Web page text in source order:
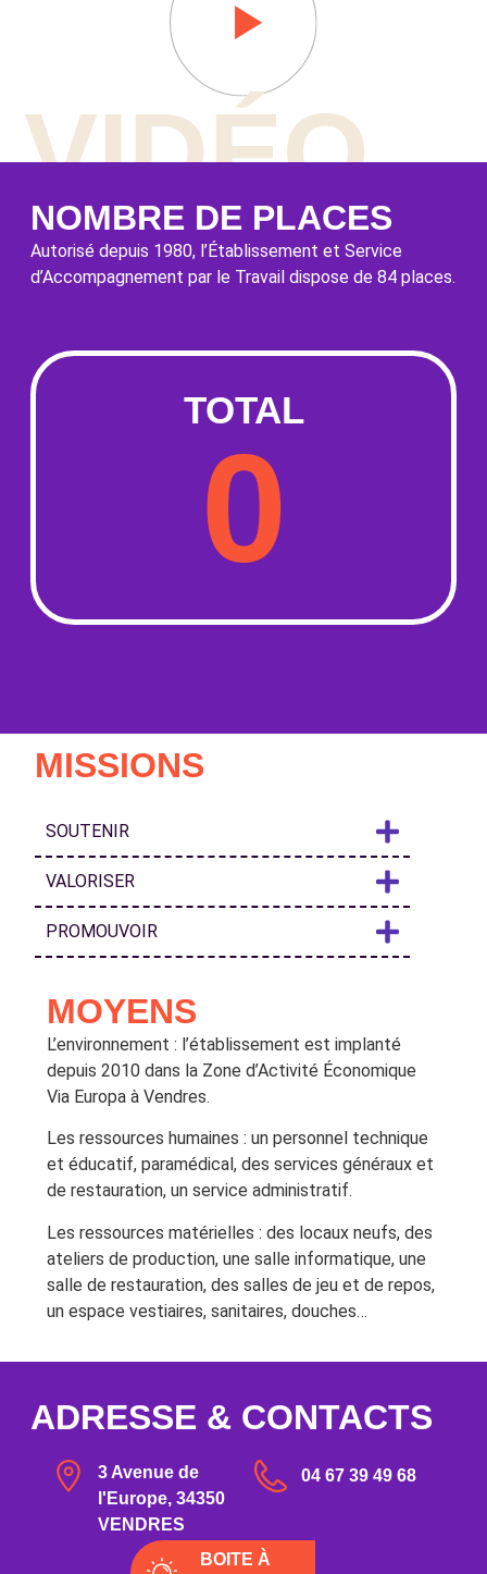
BOITE À
VIDÉO.
NOMBRE DE PLACES
Autorisé depuis 1980, l’Établissement et Service
d’Accompagnement par le Travail dispose de 84 places.
TOTAL
0
MISSIONS
SOUTENIR
VALORISER
PROMOUVOIR
MOYENS
L’environnement : l’établissement est implanté
depuis 2010 dans la Zone d’Activité Économique
Via Europa à Vendres.
Les ressources humaines : un personnel technique
et éducatif, paramédical, des services généraux et
de restauration, un service administratif.
Les ressources matérielles : des locaux neufs, des
ateliers de production, une salle informatique, une
salle de restauration, des salles de jeu et de repos,
un espace vestiaires, sanitaires, douches…
ADRESSE & CONTACTS
3 Avenue de
l'Europe, 34350
VENDRES
04 67 39 49 68